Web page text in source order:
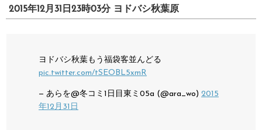
2015年12月31日23時03分 ヨドバシ秋葉原
ヨドバシ秋葉もう福袋客並んどる
pic.twitter.com/tSEOBL5xmR
— あらを@冬コミ1日目東ミ05a (@ara_wo) 2015
年12月31日